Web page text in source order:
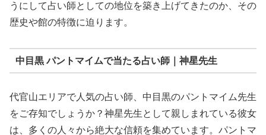
うにして占い師としての地位を築き上げてきたのか、その
歴史や館の特徴に迫ります。
中目黒 パントマイムで当たる占い師｜神星先生
代官山エリアで人気の占い師、中目黒のパントマイム先生
をご存知でしょうか？神星先生として親しまれている彼女
は、多くの人々から絶大な信頼を集めています。パントマ